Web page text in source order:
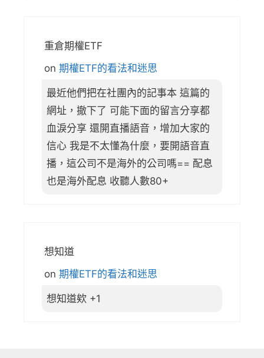
重倉期權ETF
on 期權ETF的看法和迷思
最近他們把在社團內的記事本 這篇的
網址，撤下了 可能下面的留言分享都
血淚分享 還開直播語音，增加大家的
信心 我是不太懂為什麼，要開語音直
播，這公司不是海外的公司嗎== 配息
也是海外配息 收聽人數80+
想知道
on 期權ETF的看法和迷思
想知道欸 +1